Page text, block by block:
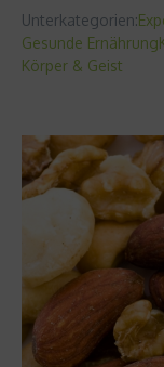
Unterkategorien:
Gesunde Ernährung
Körper & Geist